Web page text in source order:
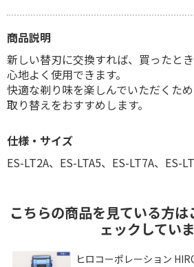
商品説明
新しい替刃に交換すれば、買ったと
心地よく使用できます。
快適な剃り味を楽しんでいただくた
取り替えをおすすめします。
仕様・サイズ
ES-LT2A、ES-LTA5、ES-LT7A、ES-
こちらの商品を見ている方
ェックしてい
ヒロコーポレーション